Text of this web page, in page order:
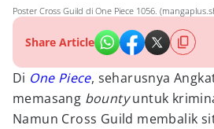
Poster Cross Guild di One Piece 1056.
Share Article
Di One Piece, seharusnya
memasang bountyuntuk
Namun Cross Guild membalik